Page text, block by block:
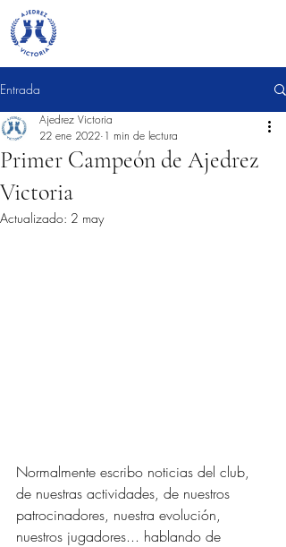
Entrada
Primer Campeón de Ajedrez
Victoria
Ajedrez Victoria
22 ene 2022 1 min de lectura
Actualizado: 2 may
Normalmente escribo noticias del club,
de nuestras actividades, de nuestros
patrocinadores, nuestra evolución,
nuestros jugadores... hablando de